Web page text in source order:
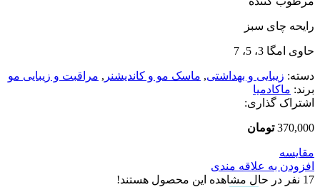
رایحه چای سبز
حاوی امگا 3، 5، 7
دسته: زیبایی و بهداشتی, ماسک مو و کاندیشنر , مراقبت و زیبایی مو
برند: ماکادمیا
اشتراک گذاری:
370,000 تومان
مقایسه
افزودن به علاقه مندی
17 نفر در حال مشاهده این محصول هستند!